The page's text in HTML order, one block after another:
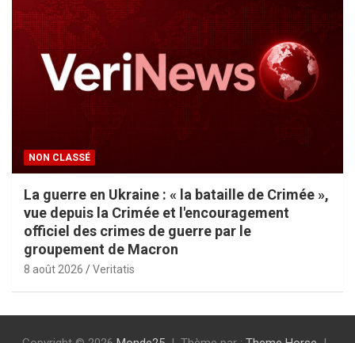
NON CLASSÉ
La guerre en Ukraine : « la bataille de Crimée »,
vue depuis la Crimée et l'encouragement
officiel des crimes de guerre par le
groupement de Macron
8 août 2026 Veritatis